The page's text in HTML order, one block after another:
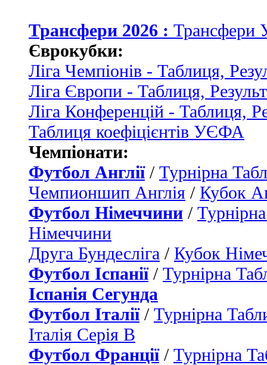
Трансфери 2026 : Трансфери
Єврокубки:
Ліга Чемпіонів - Таблиця,
Ліга Європи - Таблиця,
Ліга Конференцій - Таблиця,
Таблиця коефіцієнтів УЄФА
Чемпіонати:
Футбол Англії/ Турнірна
Чемпионшип Англія / Кубок
Футбол Німеччини /
Німеччини
Друга Бундесліга / Кубок
Футбол Іспанії/ Турнірна
Іспанія Сегунда
Футбол Італії/ Турнірна
Італія Серія B
Футбол Франції/ Турнірна